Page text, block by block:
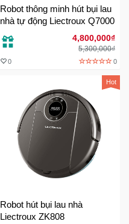
Robot thông minh hút bụi lau
nhà tự động Liectroux Q7000
4,800,000₫
5,300,000₫
0 0
Hot
Robot hút bụi lau nhà
Liectroux ZK808